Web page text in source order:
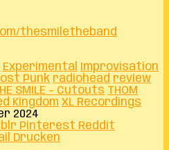
thesmiletheband
Experimental
Improvisation
Punk radiohead review
SMILE – Cutouts THOM
Kingdom XL Recordings
2024
Pinterest Reddit
Drucken